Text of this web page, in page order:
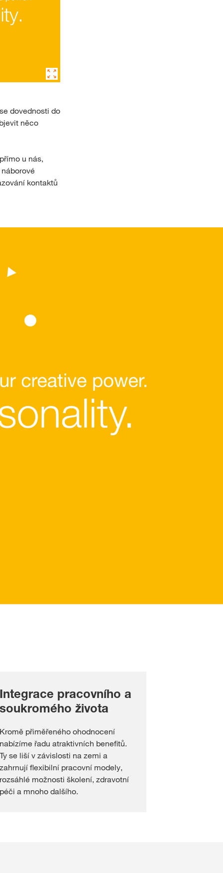
dovednosti do
něco
u nás,
kontaktů
pracovního a
života
přiměřeného ohodnocení
řadu atraktivních benefitů.
se liší v závislosti na zemi a
flexibilní pracovní modely,
možnosti školení, zdravotní
a mnoho dalšího.